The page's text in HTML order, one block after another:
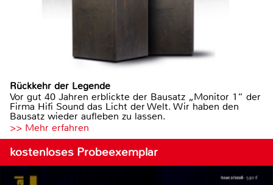
Rückkehr der Legende
Vor gut 40 Jahren erblickte der Bausatz „Monitor 1“ der
Firma Hifi Sound das Licht der Welt. Wir haben den
Bausatz wieder aufleben zu lassen.
>> Mehr erfahren
kostenloses Probeexemplar